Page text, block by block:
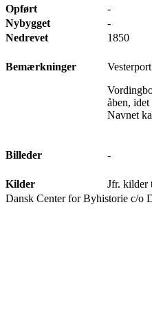
Opført
-
Nybygget
-
Nedrevet
1850
Bemærkninger
åben,
Navnet
Billeder -
Kilder Jfr. kilder
Dansk Center for Byhistorie c/o